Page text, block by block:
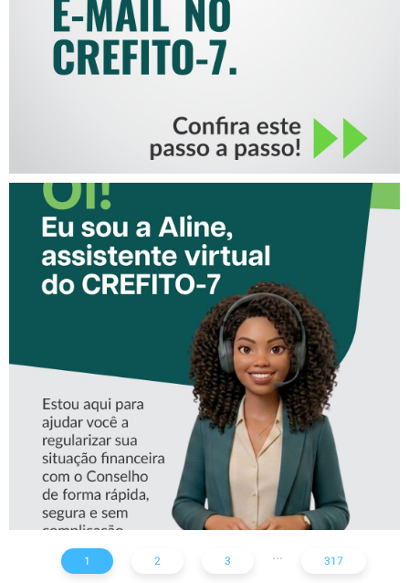
CONHEÇA A ‘ALINE’,
ASSISTENTE VIRTUAL DO
CREFITO-7
1 2 3 ... 317